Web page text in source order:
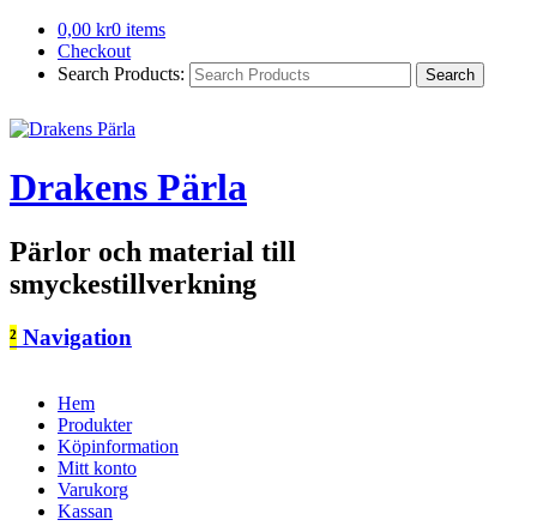
0,00 kr0 items
Checkout
Search Products:
Drakens Pärla
Pärlor och material till
smyckestillverkning
² Navigation
Hem
Produkter
Köpinformation
Mitt konto
Varukorg
Kassan